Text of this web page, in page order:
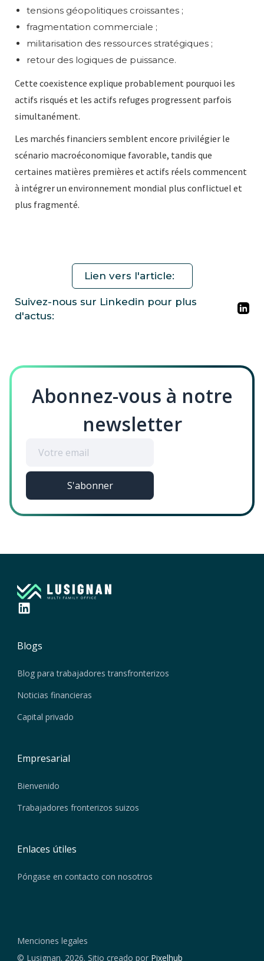
tensions géopolitiques croissantes ;
fragmentation commerciale ;
militarisation des ressources stratégiques ;
retour des logiques de puissance.
Cette coexistence explique probablement pourquoi les
actifs risqués et les actifs refuges progressent parfois
simultanément.
Les marchés financiers semblent encore privilégier le
scénario macroéconomique favorable, tandis que
certaines matières premières et actifs réels commencent
à intégrer un environnement mondial plus conflictuel et
plus fragmenté.
Lien vers l'article:
Suivez-nous sur Linkedin pour plus
d'actus:
Abonnez-vous à notre
newsletter
Blogs
Blog para trabajadores transfronterizos
Noticias financieras
Capital privado
Empresarial
Bienvenido
Trabajadores fronterizos suizos
Enlaces útiles
Póngase en contacto con nosotros
© Lusignan. 2026. Sitio creado por Pixelhub
Menciones legales